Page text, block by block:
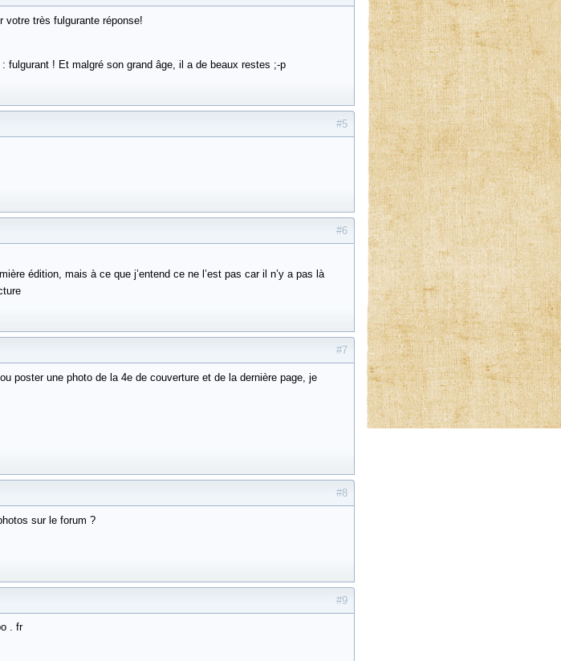
votre très fulgurante réponse!
: fulgurant ! Et malgré son grand âge, il a de beaux restes ;-p
#5
#6
édition, mais à ce que j’entend ce ne l’est pas car il n’y a pas là
#7
poster une photo de la 4e de couverture et de la dernière page, je
#8
sur le forum ?
#9
. fr